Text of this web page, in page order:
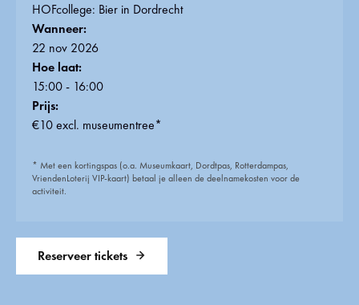
HOFcollege: Bier in Dordrecht
Wanneer:
22 nov 2026
Hoe laat:
15:00 - 16:00
Prijs:
€10 excl. museumentree*
* Met een kortingspas (o.a. Museumkaart, Dordtpas, Rotterdampas,
VriendenLoterij VIP-kaart) betaal je alleen de deelnamekosten voor de
activiteit.
Reserveer tickets